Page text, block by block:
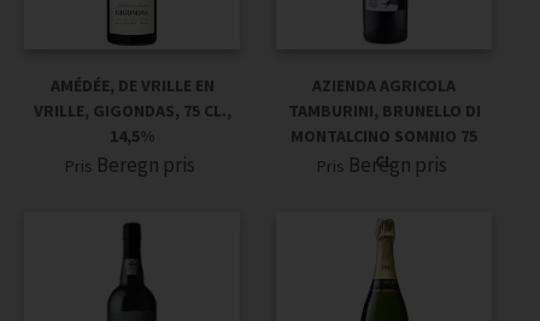
AMÉDÉE, DE VRILLE EN
VRILLE, GIGONDAS, 75 CL.,
14,5%
Pris Beregn pris
AZIENDA AGRICOLA
TAMBURINI, BRUNELLO DI
MONTALCINO SOMNIO 75
CL
Pris Beregn pris